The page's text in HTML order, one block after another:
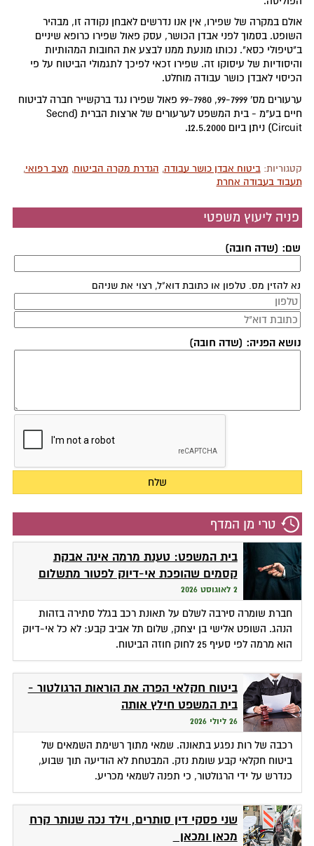
אולם במקרה של שפירו, אין אנו נדרשים לאבחן נקודה זו, מבהיר
השופט. בסמוך לפני אבדן הכושר, עסק פאול שפירו כרופא שיניים
ב"טיפולי כסא". נכותו מונעת ממנו לבצע את החובות המהותיות
והיסודיות של עיסוקו זה. שפירו זכאי לפיכך לתגמולי הביטוח על פי
הכיסוי לאבדן כושר עבודה מוחלט.
ערעורים מס' 99-7999, 99-7980 פאול שפירו נגד ברקשייר חברה לביטוח
חיים בע"מ - בית המשפט לערעורים של ארצות הברית (Secnd
Circuit) ניתן ביום 12.5.2000.
קטגוריות:ביטוח אבדן כושר עבודה, הגדרת מקרה הביטוח, מצב רפואי,
תעבוד בעבודה אחרת
פניה ליעוץ משפטי
שם: (שדה חובה)
נא להזין מס. טלפון או כתובת דוא"ל, רצוי את שניהם
נושא הפניה: (שדה חובה)
טרי מן המדף
בית המשפט: טענת מרמה אינה אבקת
קסמים שהופכת אי-דיוק לפטור מתשלום
2 לאוגוסט 2026
חברת שומרה סירבה לשלם על תאונת רכב בגלל סתירה בזהות
הנהג. השופט אלישי בן יצחק, שלום תל אביב קבע: לא כל אי-דיוק
הוא מרמה לפי סעיף 25 לחוק חוזה הביטוח.
ביטוח חקלאי הפרה את הוראות הרגולטור -
בית המשפט חילץ אותה
26 ליולי 2026
רכבה של רות נפגע בתאונה. שמאי מתוך רשימת השמאים של
ביטוח חקלאי קבע שומת נזק. המבטחת לא הודיעה תוך שבוע,
כנדרש על ידי הרגולטור, כי תפנה לשמאי מכריע.
שני פסקי דין סותרים, וילד נכה שנותר קרח
מכאן ומכאן